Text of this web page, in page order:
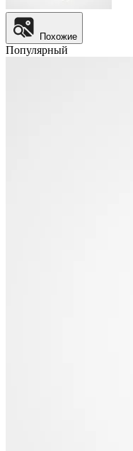
Похожие
Популярный